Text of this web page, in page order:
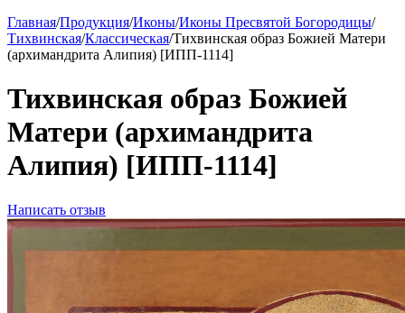
Главная/Продукция/Иконы/Иконы Пресвятой Богородицы/
Тихвинская/Классическая/Тихвинская образ Божией Матери
(архимандрита Алипия) [ИПП-1114]
Тихвинская образ Божией
Матери (архимандрита
Алипия) [ИПП-1114]
Написать отзыв